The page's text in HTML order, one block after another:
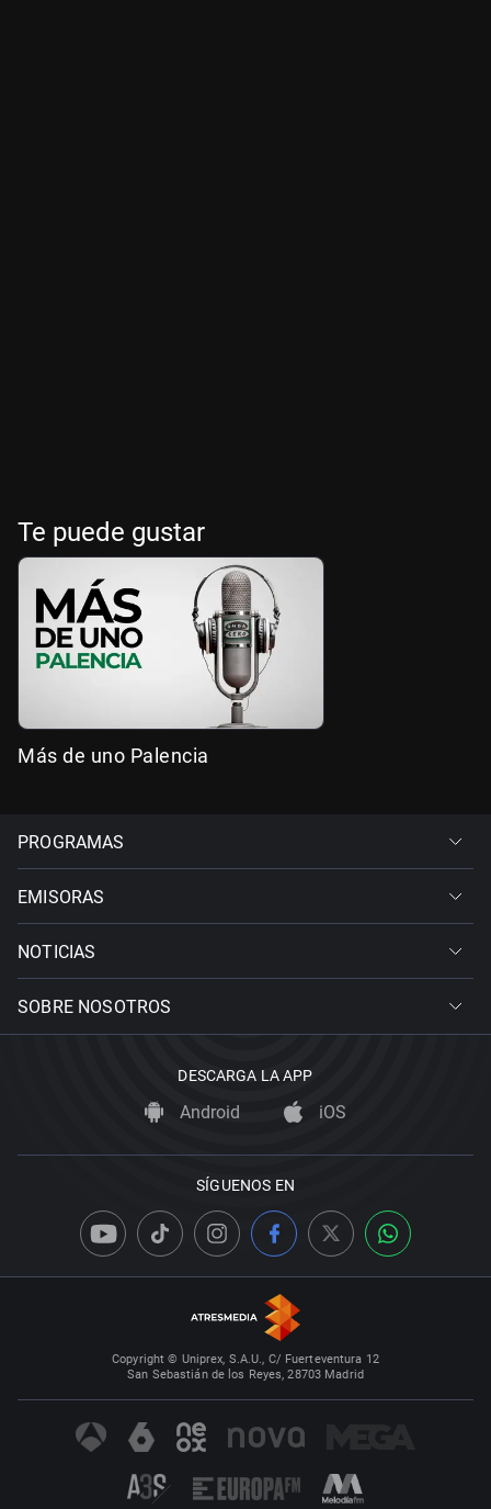
Te puede gustar
Más de uno Palencia
PROGRAMAS
EMISORAS
NOTICIAS
SOBRE NOSOTROS
DESCARGA LA APP
Android iOS
SÍGUENOS EN
Copyright © Uniprex, S.A.U., C/ Fuerteventura 12
San Sebastián de los Reyes, 28703 Madrid